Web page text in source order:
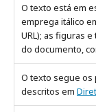
O texto está em
emprega itálico
URL); as figuras
do documento,
O texto segue
descritos em